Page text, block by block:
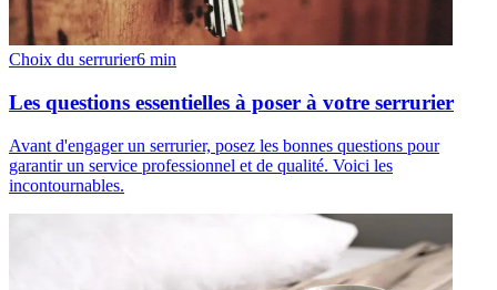
Choix du serrurier6 min
Les questions essentielles à poser à votre serrurier
Avant d'engager un serrurier, posez les bonnes questions pour
garantir un service professionnel et de qualité. Voici les
incontournables.